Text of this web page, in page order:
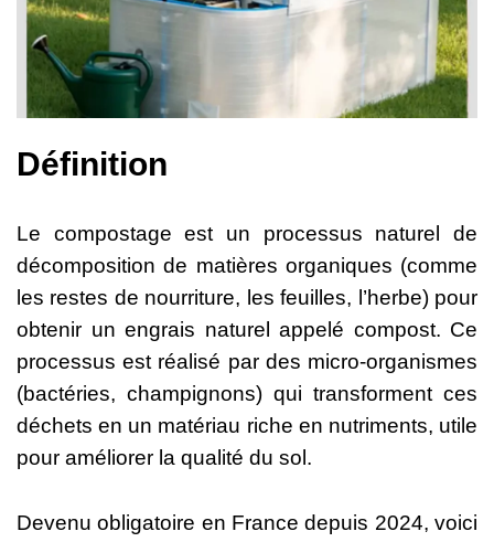
Définition
Le compostage est un processus naturel de
décomposition de matières organiques (comme
les restes de nourriture, les feuilles, l’herbe) pour
obtenir un engrais naturel appelé compost. Ce
processus est réalisé par des micro-organismes
(bactéries, champignons) qui transforment ces
déchets en un matériau riche en nutriments, utile
pour améliorer la qualité du sol.
Devenu obligatoire en France depuis 2024, voici